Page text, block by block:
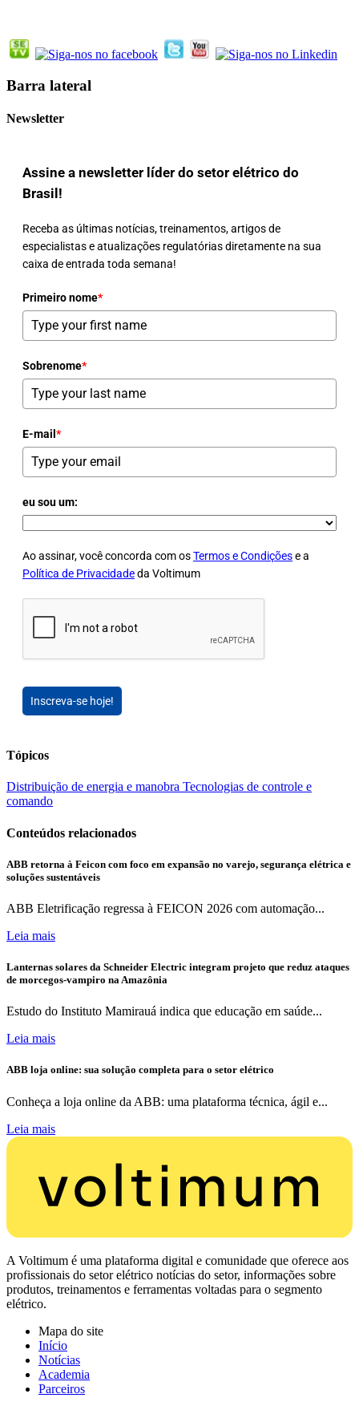
Barra lateral
Newsletter
Assine a newsletter líder do setor elétrico do
Brasil!
Receba as últimas notícias, treinamentos, artigos de
especialistas e atualizações regulatórias diretamente na sua
caixa de entrada toda semana!
Primeiro nome*
Sobrenome*
E-mail *
eu sou um:
Ao assinar, você concorda com osTermos e Condiçõese a
Política de Privacidadeda Voltimum
Inscreva-se hoje!
Tópicos
Distribuição de energia e manobra Tecnologias de controle e
comando
Conteúdos relacionados
ABB retorna à Feicon com foco em expansão no varejo, segurança elétrica e
soluções sustentáveis
ABB Eletrificação regressa à FEICON 2026 com automação...
Leia mais
Lanternas solares da Schneider Electric integram projeto que reduz ataques
de morcegos-vampiro na Amazônia
Estudo do Instituto Mamirauá indica que educação em saúde...
Leia mais
ABB loja online: sua solução completa para o setor elétrico
Conheça a loja online da ABB: uma plataforma técnica, ágil e...
Leia mais
A Voltimum é uma plataforma digital e comunidade que oferece aos
profissionais do setor elétrico notícias do setor, informações sobre
produtos, treinamentos e ferramentas voltadas para o segmento
elétrico.
Mapa do site
Início
Notícias
Academia
Parceiros